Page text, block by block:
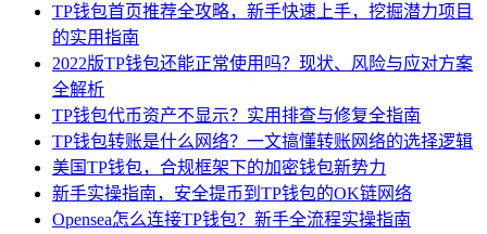
TP钱包首页推荐全攻略，新手快速上手，挖掘潜力项目
的实用指南
2022版TP钱包还能正常使用吗？现状、风险与应对方案
全解析
TP钱包代币资产不显示？实用排查与修复全指南
TP钱包转账是什么网络？一文搞懂转账网络的选择逻辑
美国TP钱包，合规框架下的加密钱包新势力
新手实操指南，安全提币到TP钱包的OK链网络
Opensea怎么连接TP钱包？新手全流程实操指南